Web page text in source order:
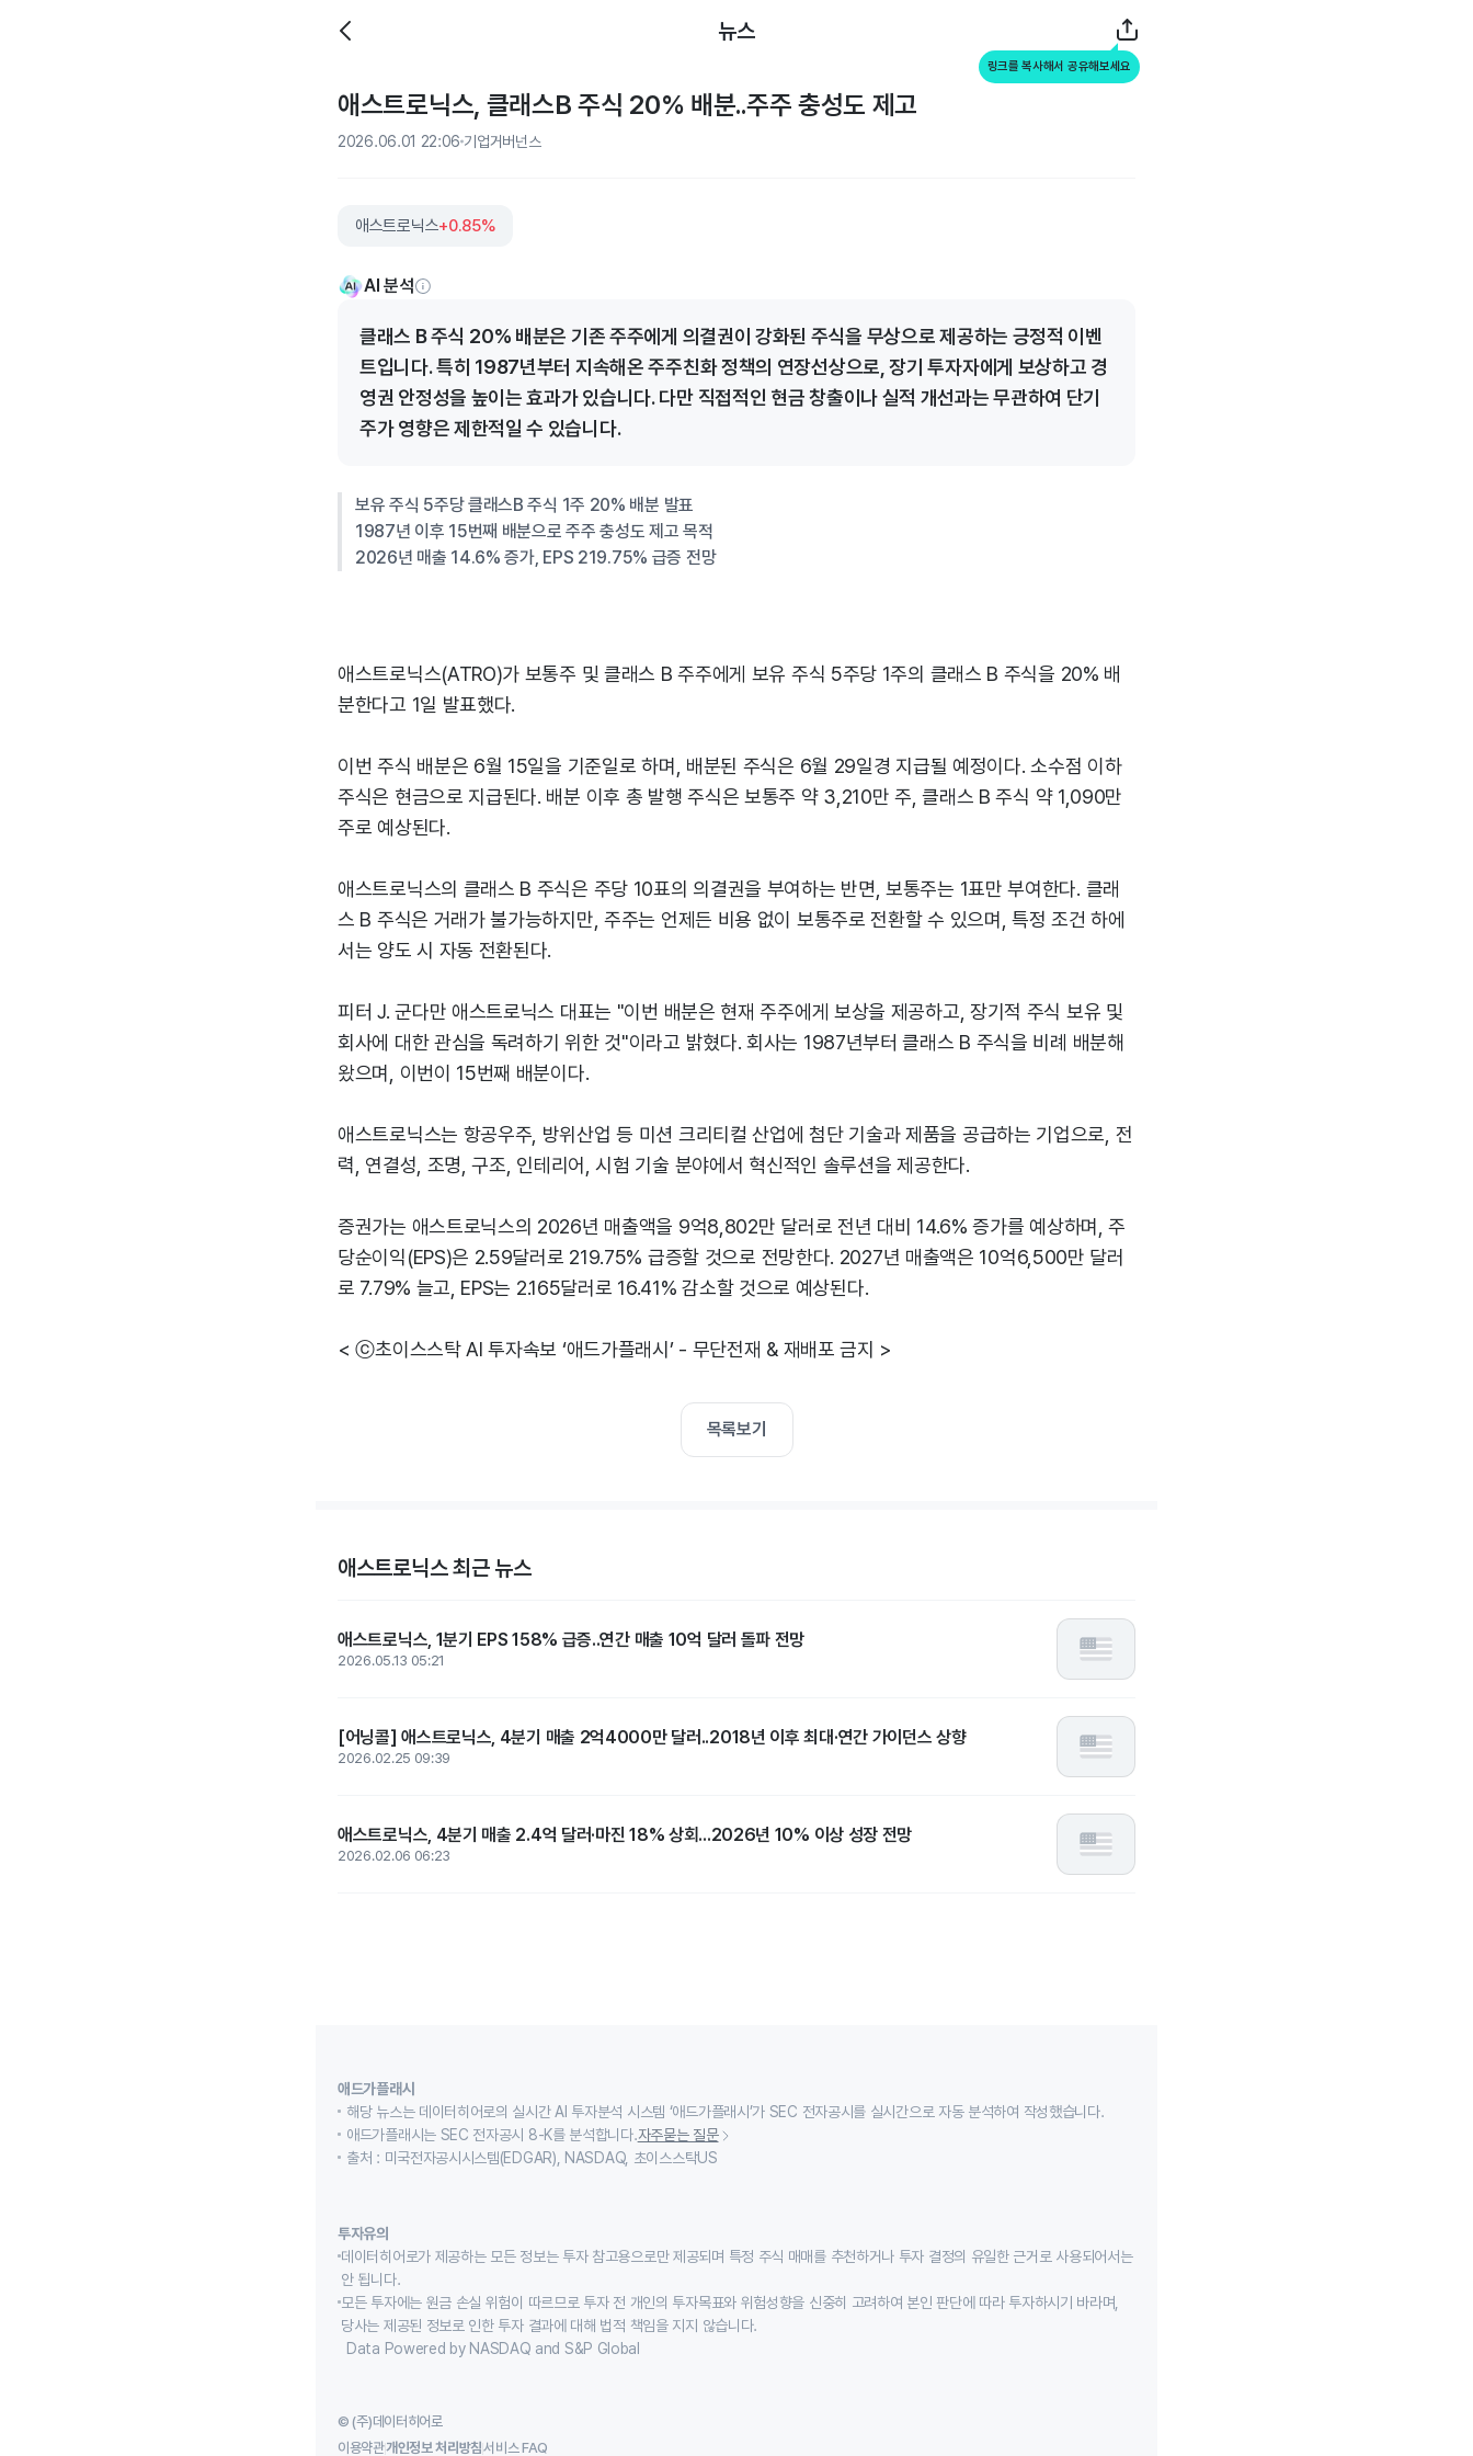
뉴스
링크를 복사해서 공유해보세요
애스트로닉스, 클래스B 주식 20% 배분..주주 충성도 제고
2026.06.01 22:06 기업거버넌스
애스트로닉스+0.85%
AI 분석
클래스 B 주식 20% 배분은 기존 주주에게 의결권이 강화된 주식을 무상으로 제공하는 긍정적 이벤
트입니다. 특히 1987년부터 지속해온 주주친화 정책의 연장선상으로, 장기 투자자에게 보상하고 경
영권 안정성을 높이는 효과가 있습니다. 다만 직접적인 현금 창출이나 실적 개선과는 무관하여 단기
주가 영향은 제한적일 수 있습니다.
보유 주식 5주당 클래스B 주식 1주 20% 배분 발표
1987년 이후 15번째 배분으로 주주 충성도 제고 목적
2026년 매출 14.6% 증가, EPS 219.75% 급증 전망
애스트로닉스(ATRO)가 보통주 및 클래스 B 주주에게 보유 주식 5주당 1주의 클래스 B 주식을 20% 배
분한다고 1일 발표했다.
이번 주식 배분은 6월 15일을 기준일로 하며, 배분된 주식은 6월 29일경 지급될 예정이다. 소수점 이하
주식은 현금으로 지급된다. 배분 이후 총 발행 주식은 보통주 약 3,210만 주, 클래스 B 주식 약 1,090만
주로 예상된다.
애스트로닉스의 클래스 B 주식은 주당 10표의 의결권을 부여하는 반면, 보통주는 1표만 부여한다. 클래
스 B 주식은 거래가 불가능하지만, 주주는 언제든 비용 없이 보통주로 전환할 수 있으며, 특정 조건 하에
서는 양도 시 자동 전환된다.
피터 J. 군다만 애스트로닉스 대표는 "이번 배분은 현재 주주에게 보상을 제공하고, 장기적 주식 보유 및
회사에 대한 관심을 독려하기 위한 것"이라고 밝혔다. 회사는 1987년부터 클래스 B 주식을 비례 배분해
왔으며, 이번이 15번째 배분이다.
애스트로닉스는 항공우주, 방위산업 등 미션 크리티컬 산업에 첨단 기술과 제품을 공급하는 기업으로, 전
력, 연결성, 조명, 구조, 인테리어, 시험 기술 분야에서 혁신적인 솔루션을 제공한다.
증권가는 애스트로닉스의 2026년 매출액을 9억8,802만 달러로 전년 대비 14.6% 증가를 예상하며, 주
당순이익(EPS)은 2.59달러로 219.75% 급증할 것으로 전망한다. 2027년 매출액은 10억6,500만 달러
로 7.79% 늘고, EPS는 2.165달러로 16.41% 감소할 것으로 예상된다.
< ⓒ초이스스탁 AI 투자속보 ‘애드가플래시’ - 무단전재 & 재배포 금지 >
목록보기
애스트로닉스 최근 뉴스
애스트로닉스, 1분기 EPS 158% 급증..연간 매출 10억 달러 돌파 전망
2026.05.13 05:21
[어닝콜] 애스트로닉스, 4분기 매출 2억4000만 달러..2018년 이후 최대·연간 가이던스 상향
2026.02.25 09:39
애스트로닉스, 4분기 매출 2.4억 달러·마진 18% 상회...2026년 10% 이상 성장 전망
2026.02.06 06:23
애드가플래시
해당 뉴스는 데이터히어로의 실시간 AI 투자분석 시스템 ‘애드가플래시’가 SEC 전자공시를 실시간으로 자동 분석하여 작성했습니다.
애드가플래시는 SEC 전자공시 8-K를 분석합니다.자주묻는 질문
출처 : 미국전자공시시스템(EDGAR), NASDAQ, 초이스스탁US
투자유의
데이터히어로가 제공하는 모든 정보는 투자 참고용으로만 제공되며 특정 주식 매매를 추천하거나 투자 결정의 유일한 근거로 사용되어서는
안 됩니다.
모든 투자에는 원금 손실 위험이 따르므로 투자 전 개인의 투자목표와 위험성향을 신중히 고려하여 본인 판단에 따라 투자하시기 바라며,
당사는 제공된 정보로 인한 투자 결과에 대해 법적 책임을 지지 않습니다.
Data Powered by NASDAQ and S&P Global
© (주)데이터히어로
이용약관개인정보 처리방침서비스 FAQ